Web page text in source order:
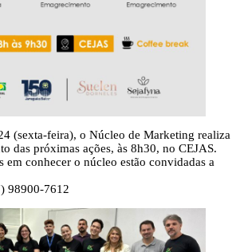
(sexta-feira), o Núcleo de Marketing realiza
das próximas ações, às 8h30, no CEJAS.
em conhecer o núcleo estão convidadas a
98900-7612